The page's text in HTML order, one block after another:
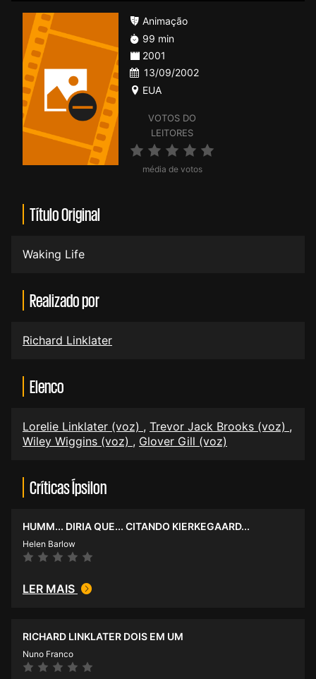
VOTOS DO
LEITORES
média de votos
Animação
99 min
2001
13/09/2002
EUA
Título Original
Waking Life
Realizado por
Richard Linklater
Elenco
Lorelie Linklater (voz) , Trevor Jack Brooks (voz) ,
Wiley Wiggins (voz) , Glover Gill (voz)
Críticas Ípsilon
HUMM... DIRIA QUE... CITANDO KIERKEGAARD...
Helen Barlow
LER MAIS
RICHARD LINKLATER DOIS EM UM
Nuno Franco